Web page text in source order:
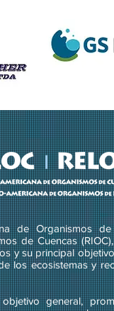
de Organismos
de Cuencas
y su principal
los ecosistemas y
general,